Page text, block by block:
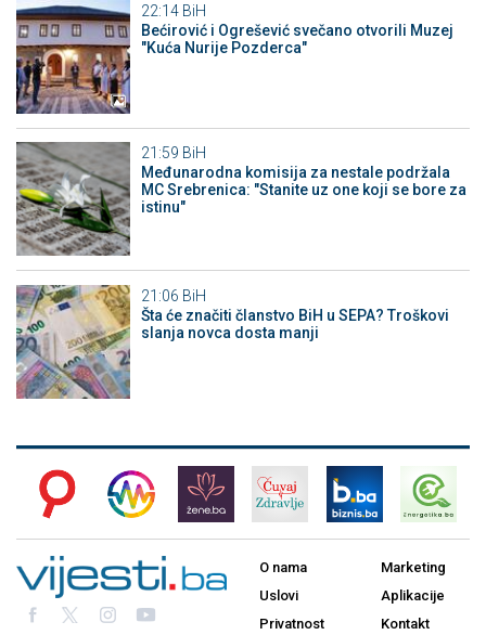
22:14 BiH
Bećirović i Ogrešević svečano otvorili Muzej
"Kuća Nurije Pozderca"
21:59 BiH
Međunarodna komisija za nestale podržala
MC Srebrenica: "Stanite uz one koji se bore za
istinu"
21:06 BiH
Šta će značiti članstvo BiH u SEPA? Troškovi
slanja novca dosta manji
O nama
Uslovi
Privatnost
Marketing
Aplikacije
Kontakt